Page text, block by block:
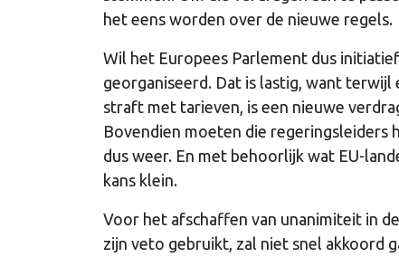
het eens worden over de nieuwe regels.
Wil het Europees Parlement dus
georganiseerd. Dat is lastig, want
straft met tarieven, is een nieuwe
Bovendien moeten die regeringsleiders
dus weer. En met behoorlijk wat EU-
kans klein.
Voor het afschaffen van unanimiteit in
zijn veto gebruikt, zal niet snel akkoord